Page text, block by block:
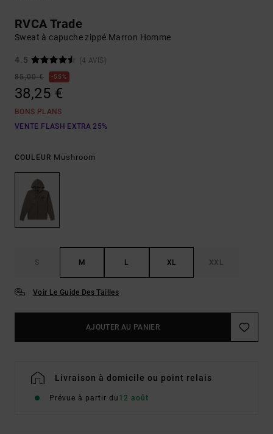
RVCA Trade
Sweat à capuche zippé Marron Homme
4.5
(4 AVIS)
85,00 €
55%
38,25 €
BONS PLANS
VENTE FLASH EXTRA 25%
COULEUR Mushroom
S M L XL XXL
Voir Le Guide Des Tailles
AJOUTER AU PANIER
Livraison à domicile ou point relais
Prévue à partir du 12 août